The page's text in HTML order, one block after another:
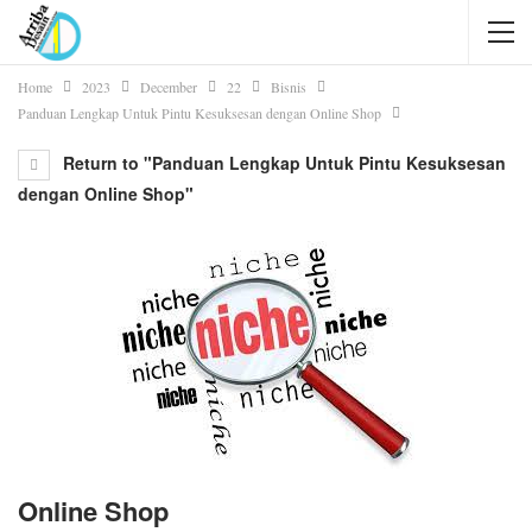
Home 2023 December 22
Bisnis
Panduan Lengkap Untuk Pintu Kesuksesan dengan Online Shop
Return to "Panduan Lengkap Untuk Pintu Kesuksesan
dengan Online Shop"
Online Shop